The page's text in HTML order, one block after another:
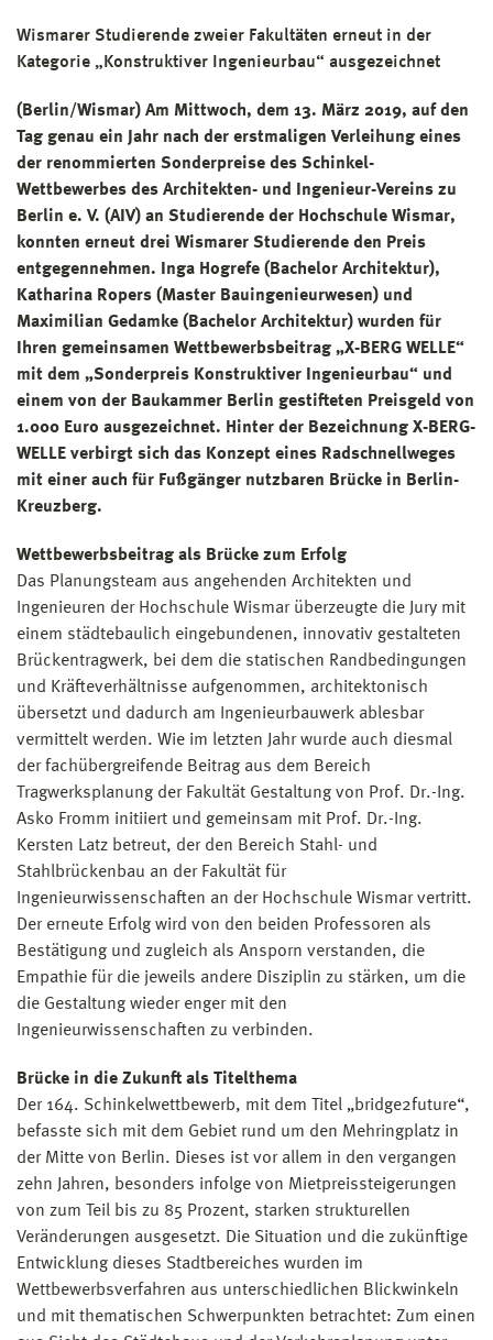
Wismarer Studierende zweier Fakultäten erneut in der
Kategorie „Konstruktiver Ingenieurbau“ ausgezeichnet
(Berlin/Wismar) Am Mittwoch, dem 13. März 2019, auf den
Tag genau ein Jahr nach der erstmaligen Verleihung eines
der renommierten Sonderpreise des Schinkel-
Wettbewerbes des Architekten- und Ingenieur-Vereins zu
Berlin e. V. (AIV) an Studierende der Hochschule Wismar,
konnten erneut drei Wismarer Studierende den Preis
entgegennehmen. Inga Hogrefe (Bachelor Architektur),
Katharina Ropers (Master Bauingenieurwesen) und
Maximilian Gedamke (Bachelor Architektur) wurden für
Ihren gemeinsamen Wettbewerbsbeitrag „X-BERG WELLE“
mit dem „Sonderpreis Konstruktiver Ingenieurbau“ und
einem von der Baukammer Berlin gestifteten Preisgeld von
1.000 Euro ausgezeichnet. Hinter der Bezeichnung X-BERG-
WELLE verbirgt sich das Konzept eines Radschnellweges
mit einer auch für Fußgänger nutzbaren Brücke in Berlin-
Kreuzberg.
Wettbewerbsbeitrag als Brücke zum Erfolg
Das Planungsteam aus angehenden Architekten und
Ingenieuren der Hochschule Wismar überzeugte die Jury mit
einem städtebaulich eingebundenen, innovativ gestalteten
Brückentragwerk, bei dem die statischen Randbedingungen
und Kräfteverhältnisse aufgenommen, architektonisch
übersetzt und dadurch am Ingenieurbauwerk ablesbar
vermittelt werden. Wie im letzten Jahr wurde auch diesmal
der fachübergreifende Beitrag aus dem Bereich
Tragwerksplanung der Fakultät Gestaltung von Prof. Dr.-Ing.
Asko Fromm initiiert und gemeinsam mit Prof. Dr.-Ing.
Kersten Latz betreut, der den Bereich Stahl- und
Stahlbrückenbau an der Fakultät für
Ingenieurwissenschaften an der Hochschule Wismar vertritt.
Der erneute Erfolg wird von den beiden Professoren als
Bestätigung und zugleich als Ansporn verstanden, die
Empathie für die jeweils andere Disziplin zu stärken, um die
die Gestaltung wieder enger mit den
Ingenieurwissenschaften zu verbinden.
Brücke in die Zukunft als Titelthema
Der 164. Schinkelwettbewerb, mit dem Titel „bridge2future“,
befasste sich mit dem Gebiet rund um den Mehringplatz in
der Mitte von Berlin. Dieses ist vor allem in den vergangen
zehn Jahren, besonders infolge von Mietpreissteigerungen
von zum Teil bis zu 85 Prozent, starken strukturellen
Veränderungen ausgesetzt. Die Situation und die zukünftige
Entwicklung dieses Stadtbereiches wurden im
Wettbewerbsverfahren aus unterschiedlichen Blickwinkeln
und mit thematischen Schwerpunkten betrachtet: Zum einen